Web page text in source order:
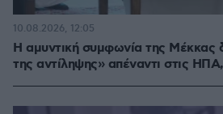
Η αμυντική συμφωνία της Μέκκας
της αντίληψης» απέναντι στις
10.08.2026, 12:05